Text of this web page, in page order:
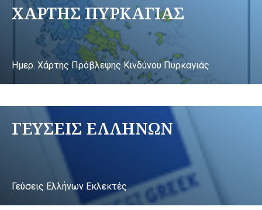
ΧΑΡΤΗΣ ΠΥΡΚΑΓΙΑΣ
Ημερ. Χάρτης Πρόβλεψης Κινδύνου Πυρκαγιάς
ΓΕΥΣΕΙΣ ΕΛΛΗΝΩΝ
Γεύσεις Ελλήνων Εκλεκτές